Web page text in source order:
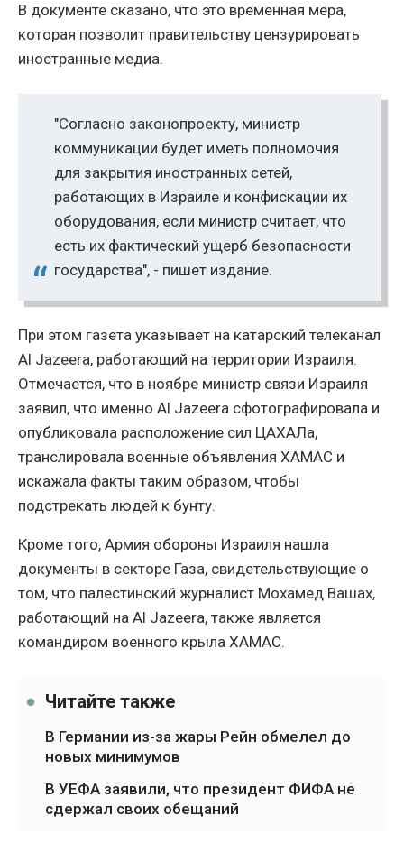
В документе сказано, что это временная мера,
которая позволит правительству цензурировать
иностранные медиа.
"Согласно законопроекту, министр
коммуникации будет иметь полномочия
для закрытия иностранных сетей,
работающих в Израиле и конфискации их
оборудования, если министр считает, что
есть их фактический ущерб безопасности
государства", - пишет издание.
При этом газета указывает на катарский телеканал
Al Jazeera, работающий на территории Израиля.
Отмечается, что в ноябре министр связи Израиля
заявил, что именно Al Jazeera сфотографировала и
опубликовала расположение сил ЦАХАЛа,
транслировала военные объявления ХАМАС и
искажала факты таким образом, чтобы
подстрекать людей к бунту.
Кроме того, Армия обороны Израиля нашла
документы в секторе Газа, свидетельствующие о
том, что палестинский журналист Мохамед Вашах,
работающий на Al Jazeera, также является
командиром военного крыла ХАМАС.
Читайте также
В Германии из-за жары Рейн обмелел до
новых минимумов
В УЕФА заявили, что президент ФИФА не
сдержал своих обещаний